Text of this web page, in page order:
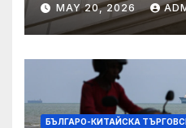
сделката за
IRS
MAY 20, 2026
БЪЛГАРО-КИТАЙСКА